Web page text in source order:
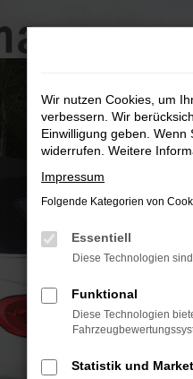
Wir nutzen Cookies, um
verbessern. Wir
Einwilligung geben.
widerrufen. Weitere
Impressum
Folgende Kategorien von
Essentiell
Diese Technologien
Funktional
Diese Technologien
Statistik und